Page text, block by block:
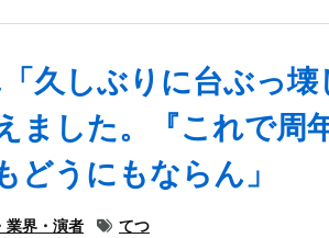
久しぶりに台ぶっ
ました。『これで周
どうにもならん」
業界・演者 てつ